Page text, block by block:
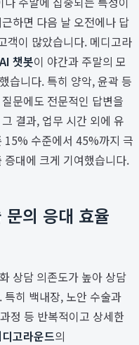
하면 다음 날 오전에나 답
객이 많았습니다. 메디고라
챗봇이 야간과 주말의 모
습니다. 특히 양악, 윤곽 등
문에도 전문적인 답변을
결과, 업무 시간 외에 유
15% 수준에서 45%까지 극
대에 크게 기여했습니다.
의 응대 효율
상담 의존도가 높아 상담
히 백내장, 노안 수술과
정 등 반복적이고 상세한
고라운드의